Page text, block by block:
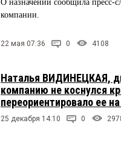
О назначении сообщила пресс-
компании.
22 мая 07:36 0 4108
Наталья ВИДИНЕЦКАЯ,
компанию не коснулся
переориентировало ее
25 декабря 14:10 0